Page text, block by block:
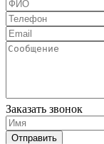
Заказать звонок
Отправить